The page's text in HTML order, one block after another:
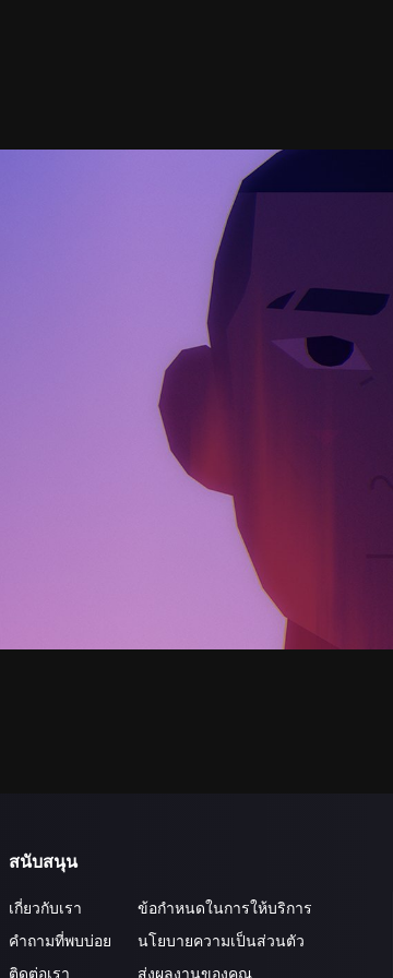
สนับสนุน
เกี่ยวกับเรา
คำถามที่พบบ่อย
ติดต่อเรา
ข้อกำหนดในการให้บริการ
นโยบายความเป็นส่วนตัว
ส่งผลงานของคุณ